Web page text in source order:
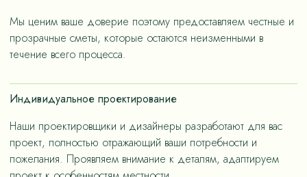
Мы ценим ваше доверие поэтому предоставляем честные и
прозрачные сметы, которые остаются неизменными в
течение всего процесса.
Индивидуальное проектирование
Наши проектировщики и дизайнеры разработают для вас
проект, полностью отражающий ваши потребности и
пожелания. Проявляем внимание к деталям, адаптируем